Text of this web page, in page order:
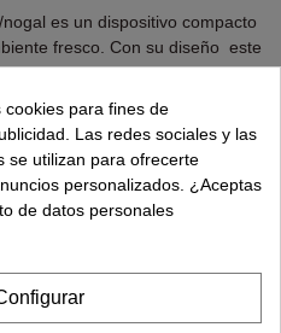
es un dispositivo compacto
fresco. Con su diseño este
refrescante en espacios
de aire rápida y
524 811o962 881 077
para fines de
Las redes sociales y las
se utilizan para ofrecerte
personalizados. ¿Aceptas
de datos personales